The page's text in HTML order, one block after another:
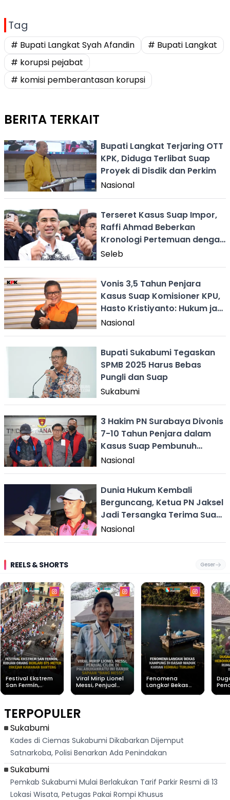
Tag
# Bupati Langkat Syah Afandin
# Bupati Langkat
# korupsi pejabat
# komisi pemberantasan korupsi
BERITA TERKAIT
Bupati Langkat Terjaring OTT
KPK, Diduga Terlibat Suap
Proyek di Disdik dan Perkim
Nasional
Terseret Kasus Suap Impor,
Raffi Ahmad Beberkan
Kronologi Pertemuan dengan
Blueray
Seleb
Vonis 3,5 Tahun Penjara
Kasus Suap Komisioner KPU,
Hasto Kristiyanto: Hukum jadi
Alat Kekuasaan
Nasional
Bupati Sukabumi Tegaskan
SPMB 2025 Harus Bebas
Pungli dan Suap
Sukabumi
3 Hakim PN Surabaya Divonis
7-10 Tahun Penjara dalam
Kasus Suap Pembunuh
Wanita Sukabumi
Nasional
Dunia Hukum Kembali
Berguncang, Ketua PN Jaksel
Jadi Tersangka Terima Suap
Rp60 Miliar
Nasional
REELS & SHORTS Geser
Festival Ekstrem
San Fermín,
Banteng
Viral Mirip Lionel
Messi, Penjual
"Bang Messi"
Fenomena
Langka! Bekas
TERPOPULER
Sukabumi
Kades di Ciemas Sukabumi Dikabarkan Dijemput
Satnarkoba, Polisi Benarkan Ada Penindakan
Sukabumi
Pemkab Sukabumi Mulai Berlakukan Tarif Parkir Resmi di 13
Lokasi Wisata, Petugas Pakai Rompi Khusus